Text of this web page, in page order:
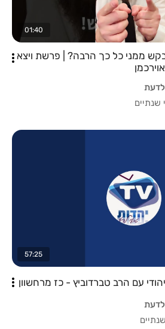
01:40
ממני כל כך הרבה? | פרשת ויצא
שנתיים
57:25
עם הרב טברדוביץ - כז מרחשוון